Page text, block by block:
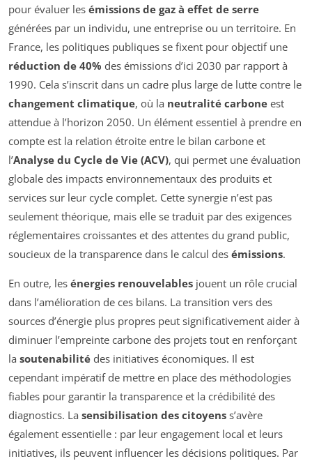
pour évaluer les émissions de gaz à effet de serre
générées par un individu, une entreprise ou un territoire. En
France, les politiques publiques se fixent pour objectif une
réduction de 40% des émissions d’ici 2030 par rapport à
1990. Cela s’inscrit dans un cadre plus large de lutte contre le
changement climatique, où la neutralité carbone est
attendue à l’horizon 2050. Un élément essentiel à prendre en
compte est la relation étroite entre le bilan carbone et
l’Analyse du Cycle de Vie (ACV), qui permet une évaluation
globale des impacts environnementaux des produits et
services sur leur cycle complet. Cette synergie n’est pas
seulement théorique, mais elle se traduit par des exigences
réglementaires croissantes et des attentes du grand public,
soucieux de la transparence dans le calcul des émissions.
En outre, les énergies renouvelables jouent un rôle crucial
dans l’amélioration de ces bilans. La transition vers des
sources d’énergie plus propres peut significativement aider à
diminuer l’empreinte carbone des projets tout en renforçant
la soutenabilité des initiatives économiques. Il est
cependant impératif de mettre en place des méthodologies
fiables pour garantir la transparence et la crédibilité des
diagnostics. La sensibilisation des citoyens s’avère
également essentielle : par leur engagement local et leurs
initiatives, ils peuvent influencer les décisions politiques. Par